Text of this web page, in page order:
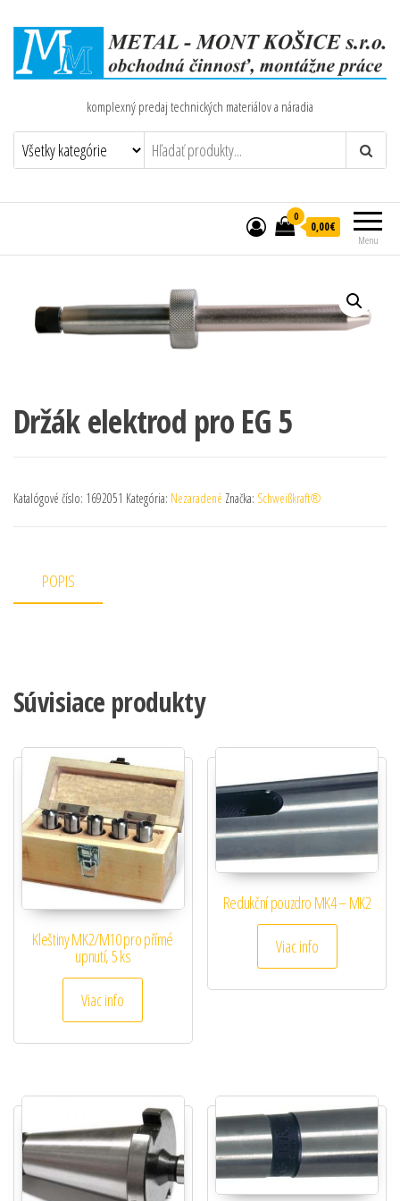
komplexný predaj technických materiálov a náradia
Menu
0
0,00€
Držák elektrod pro EG 5
Katalógové číslo: 1692051 Kategória: Nezaradené Značka: Schweißkraft®
POPIS
Súvisiace produkty
Kleštiny MK2/M10 pro přímé
upnutí, 5 ks
Viac info
Redukční pouzdro MK4 – MK2
Viac info